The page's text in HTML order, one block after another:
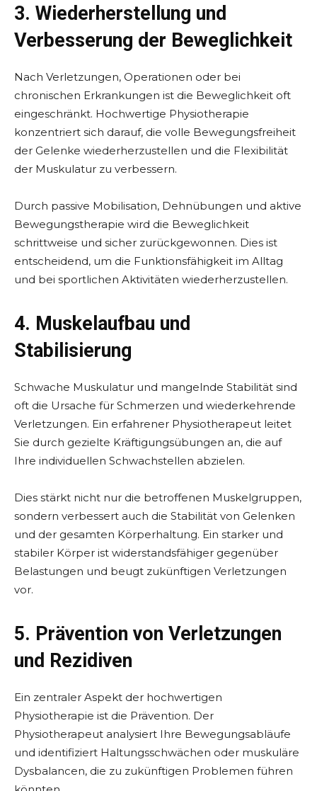
3. Wiederherstellung und
Verbesserung der Beweglichkeit
Nach Verletzungen, Operationen oder bei
chronischen Erkrankungen ist die Beweglichkeit oft
eingeschränkt. Hochwertige Physiotherapie
konzentriert sich darauf, die volle Bewegungsfreiheit
der Gelenke wiederherzustellen und die Flexibilität
der Muskulatur zu verbessern.
Durch passive Mobilisation, Dehnübungen und aktive
Bewegungstherapie wird die Beweglichkeit
schrittweise und sicher zurückgewonnen. Dies ist
entscheidend, um die Funktionsfähigkeit im Alltag
und bei sportlichen Aktivitäten wiederherzustellen.
4. Muskelaufbau und
Stabilisierung
Schwache Muskulatur und mangelnde Stabilität sind
oft die Ursache für Schmerzen und wiederkehrende
Verletzungen. Ein erfahrener Physiotherapeut leitet
Sie durch gezielte Kräftigungsübungen an, die auf
Ihre individuellen Schwachstellen abzielen.
Dies stärkt nicht nur die betroffenen Muskelgruppen,
sondern verbessert auch die Stabilität von Gelenken
und der gesamten Körperhaltung. Ein starker und
stabiler Körper ist widerstandsfähiger gegenüber
Belastungen und beugt zukünftigen Verletzungen
vor.
5. Prävention von Verletzungen
und Rezidiven
Ein zentraler Aspekt der hochwertigen
Physiotherapie ist die Prävention. Der
Physiotherapeut analysiert Ihre Bewegungsabläufe
und identifiziert Haltungsschwächen oder muskuläre
Dysbalancen, die zu zukünftigen Problemen führen